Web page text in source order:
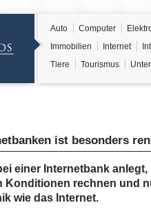
Auto Computer
Immobilien
Internet
Tiere
Tourismus
ist besonders
einer Internetbank anlegt,
Konditionen rechnen und
wie das Internet.